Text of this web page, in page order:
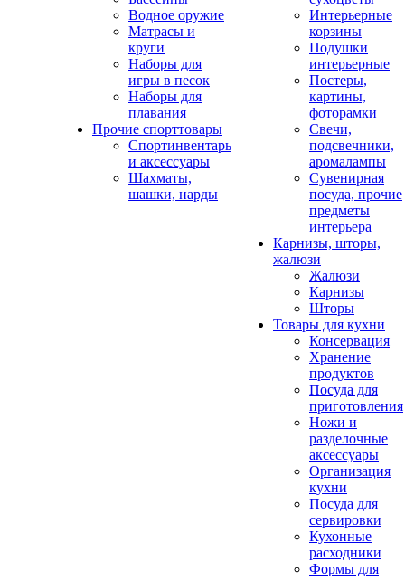
Водное оружие
Матрасы и
круги
Наборы для
игры в песок
Наборы для
плавания
Прочие спорттовары
Спортинвентарь
и аксессуары
Шахматы,
шашки, нарды
Интерьерные
корзины
Подушки
интерьерные
Постеры,
картины,
фоторамки
Свечи,
подсвечники,
аромалампы
Сувенирная
посуда, прочие
предметы
интерьера
Карнизы, шторы,
жалюзи
Жалюзи
Карнизы
Шторы
Товары для кухни
Консервация
Хранение
продуктов
Посуда для
приготовления
Ножи и
разделочные
аксессуары
Организация
кухни
Посуда для
сервировки
Кухонные
расходники
Формы для